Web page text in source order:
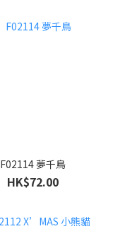
F02114 夢千鳥
HK$72.00